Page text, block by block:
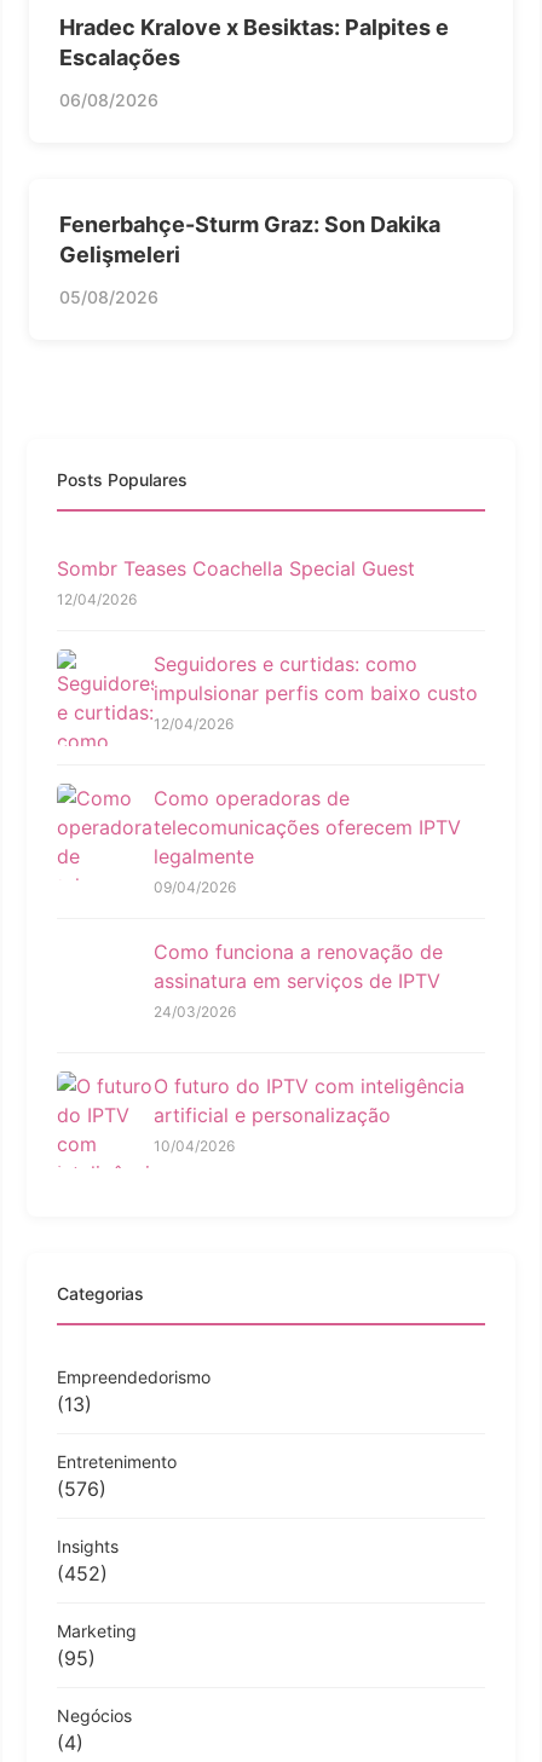
Hradec Kralove x Besiktas: Palpites e
Escalações
06/08/2026
Fenerbahçe-Sturm Graz: Son Dakika
Gelişmeleri
05/08/2026
Posts Populares
Sombr Teases Coachella Special Guest
12/04/2026
Seguidores e curtidas: como
impulsionar perfis com baixo custo
12/04/2026
Como operadoras de
telecomunicações oferecem IPTV
legalmente
09/04/2026
Como funciona a renovação de
assinatura em serviços de IPTV
24/03/2026
O futuro do IPTV com inteligência
artificial e personalização
10/04/2026
Categorias
Empreendedorismo
(13)
Entretenimento
(576)
Insights
(452)
Marketing
(95)
Negócios
(4)